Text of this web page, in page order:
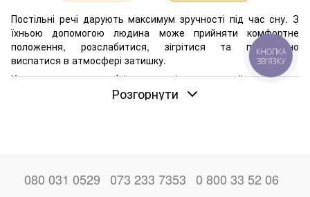
Постільні речі дарують максимум зручності під час сну. З
їхньою допомогою людина може прийняти комфортне
положення, розслабитися, зігрітися та повноцінно
виспатися в атмосфері затишку.
Купити текстиль необхідно для ліжка дорослої людини та
дитини. Це вироби, які захищають спальне місце від
Розгорнути
080 031 0529 073 233 7353 0 800 33 52 06
КНОПКА
ЗВ'ЯЗКУ